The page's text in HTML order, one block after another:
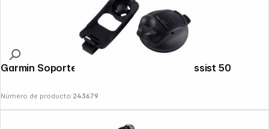
Garmin Soporte de ventosa para Drive Assist 50
Número de producto:243679